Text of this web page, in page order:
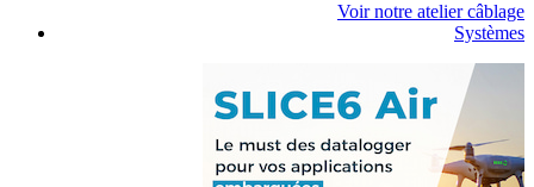
Voir notre atelier câblage
Systèmes